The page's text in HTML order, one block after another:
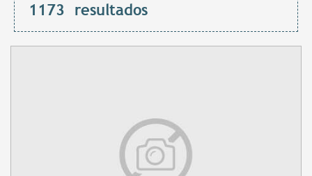
1173 resultados